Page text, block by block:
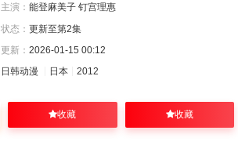
主演： 能登麻美子 钉宫理惠
状态： 更新至第2集
更新： 2026-01-15 00:12
日韩动漫
日本 2012
收藏 收藏